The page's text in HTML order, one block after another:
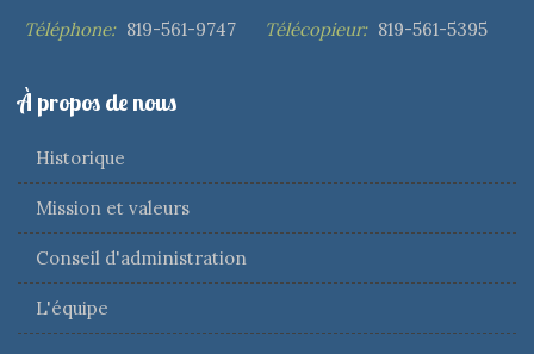
Téléphone: 819-561-9747 Télécopieur: 819-561-5395
À propos de nous
Historique
Mission et valeurs
Conseil d'administration
L'équipe